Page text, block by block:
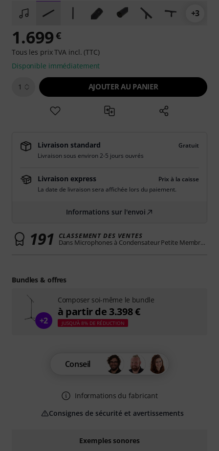
+3
Exemples sonores
1.699€
Tous les prix TVA incl. (TTC)
Disponible immédiatement
1 AJOUTER AU PANIER
Livraison standard
Gratuit
Livraison sous environ 2-5 jours ouvrés
Livraison express
Prix à la caisse
La date de livraison sera affichée lors du paiement.
Informations sur l'envoi
191 CLASSEMENT DES VENTES
Dans Microphones à Condensateur Petite Membrane
Conseil
Informations du fabricant
Consignes de sécurité et avertissements
Bundles & offres
+2
Composer soi-même le bundle
à partir de 3.398 €
JUSQU'À 8% DE RÉDUCTION